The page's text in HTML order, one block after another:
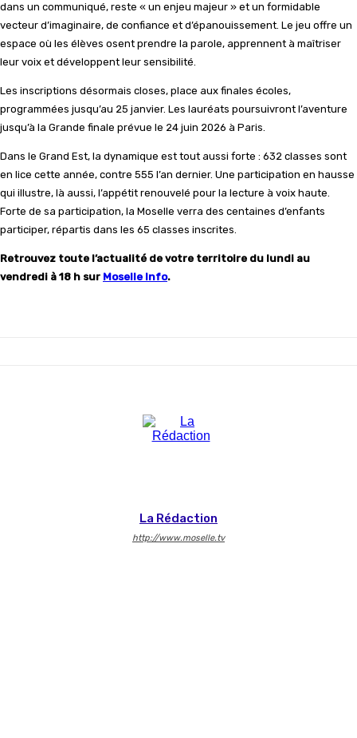
dans un communiqué, reste « un enjeu majeur » et un formidable
vecteur d’imaginaire, de confiance et d’épanouissement. Le jeu offre un
espace où les élèves osent prendre la parole, apprennent à maîtriser
leur voix et développent leur sensibilité.
Les inscriptions désormais closes, place aux finales écoles,
programmées jusqu’au 25 janvier. Les lauréats poursuivront l’aventure
jusqu’à la Grande finale prévue le 24 juin 2026 à Paris.
Dans le Grand Est, la dynamique est tout aussi forte : 632 classes sont
en lice cette année, contre 555 l’an dernier. Une participation en hausse
qui illustre, là aussi, l’appétit renouvelé pour la lecture à voix haute.
Forte de sa participation, la Moselle verra des centaines d’enfants
participer, répartis dans les 65 classes inscrites.
Retrouvez toute l’actualité de votre territoire du lundi au
vendredi à 18 h sur Moselle Info.
La Rédaction
http://www.moselle.tv